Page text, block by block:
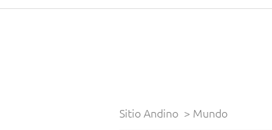
Sitio Andino > Mundo